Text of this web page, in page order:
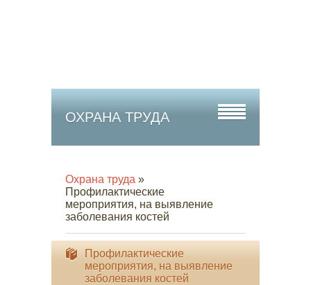
ОХРАНА ТРУДА
Охрана труда »
Профилактические
мероприятия, на выявление
заболевания костей
Профилактические
мероприятия, на выявление
заболевания костей